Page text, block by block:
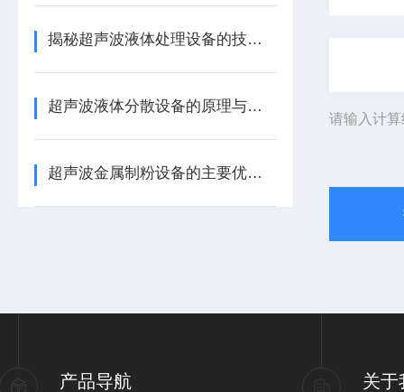
揭秘超声波液体处理设备的技术奥秘
超声波液体分散设备的原理与应用解析
超声波金属制粉设备的主要优势体现在哪些方面
请输入计
产品导航 关于